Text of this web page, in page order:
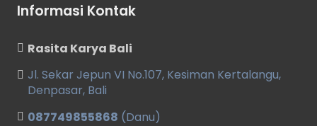
Informasi Kontak
Rasita Karya Bali
Jl. Sekar Jepun VI No.107, Kesiman Kertalangu,
Denpasar, Bali
087749855868 (Danu)